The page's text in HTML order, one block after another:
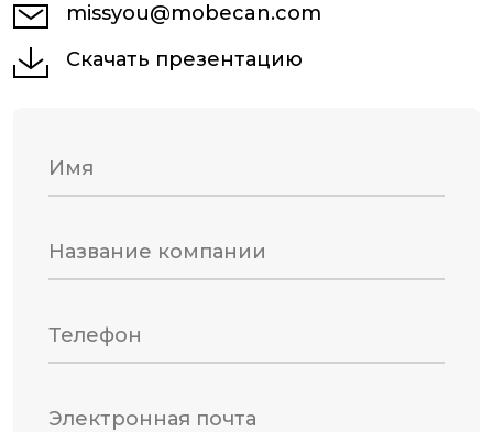
missyou@mobecan.com
Скачать презентацию
Имя
Название компании
Телефон
Электронная почта